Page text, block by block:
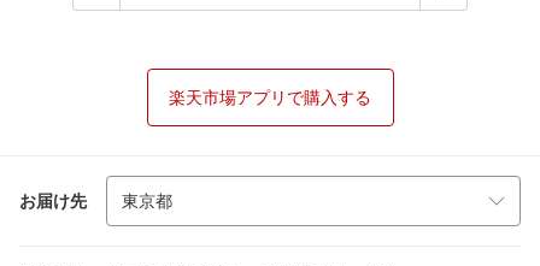
楽天市場アプリで購入する
お届け先